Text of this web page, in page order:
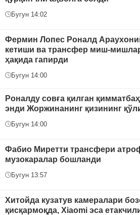
Бугун 14:02
Фермин Лопес Роналд
кетиши ва трансфер миш-
ҳақида гапирди
Бугун 14:00
Роналду совға қилган
энди Жоржинанинг қизининг
Бугун 14:00
Фабио Миретти трансфери
музокаралар бошланди
Бугун 13:57
Хитойда кузатув камералари
қисқармоқда, Xiaomi эса